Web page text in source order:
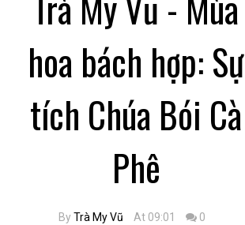
hoa bách hợp: Sự
tích Chúa Bói Cà
Phê
ByTrà My Vũ At 09:01 0